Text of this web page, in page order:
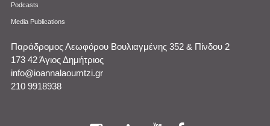
Podcasts
Media Publications
Παράδρομος Λεωφόρου Βουλιαγμένης 352 & Πίνδου 2
173 42 Άγιος Δημήτριος
info@ioannalaoumtzi.gr
210 9918938